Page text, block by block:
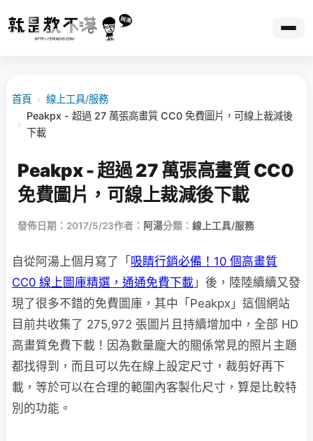
首頁 › 線上工具/服務
›
Peakpx - 超過 27 萬張高畫質 CC0 免費圖片，可線上裁減後
下載
Peakpx - 超過 27 萬張高畫質 CC0
免費圖片，可線上裁減後下載
發佈日期：2017/5/23作者： 阿湯分類： 線上工具/服務
自從阿湯上個月寫了「 吸睛行銷必備！10 個高畫質
CC0 線上圖庫精選，通通免費下載 」後，陸陸續續又發
現了很多不錯的免費圖庫，其中「Peakpx」這個網站
目前共收集了 275,972 張圖片且持續增加中，全部 HD
高畫質免費下載！因為數量龐大的關係常見的照片主題
都找得到，而且可以先在線上設定尺寸，裁剪好再下
載，等於可以在合理的範圍內客製化尺寸，算是比較特
別的功能。